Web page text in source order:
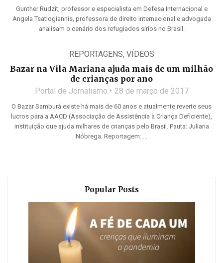
Gunther Rudzit, professor e especialista em Defesa Internacional e
Angela Tsatlogiannis, professora de direito internacional e advogada
analisam o cenário dos refugiados sírios no Brasil.
REPORTAGENS, VÍDEOS
Bazar na Vila Mariana ajuda mais de um milhão
de crianças por ano
Portal de Jornalismo 28 de março de 2017
O Bazar Samburá existe há mais de 60 anos e atualmente reverte seus
lucros para a AACD (Associação de Assistência à Criança Deficiente),
instituição que ajuda milhares de crianças pelo Brasil. Pauta: Juliana
Nóbrega. Reportagem: ...
Popular Posts